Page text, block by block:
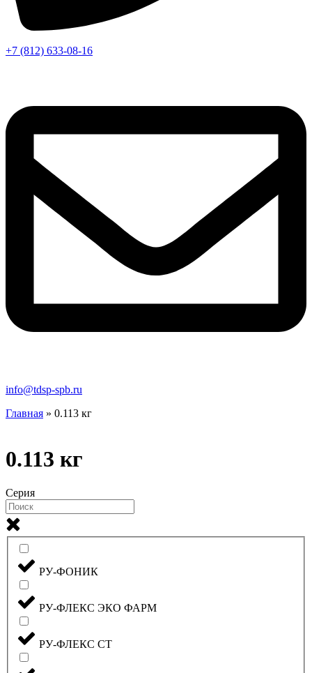
+7 (812) 633-08-16
info@tdsp-spb.ru
Главная » 0.113 кг
0.113 кг
Серия
РУ-ФОНИК
РУ-ФЛЕКС ЭКО ФАРМ
РУ-ФЛЕКС СТ